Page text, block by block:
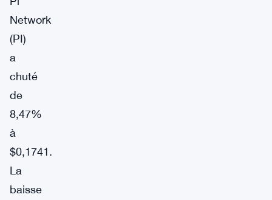
Network
(PI)
a
chuté
de
8,47%
à
$0,1741.
La
baisse